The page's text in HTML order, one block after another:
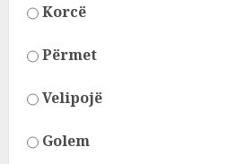
Korcë
Përmet
Velipojë
Golem